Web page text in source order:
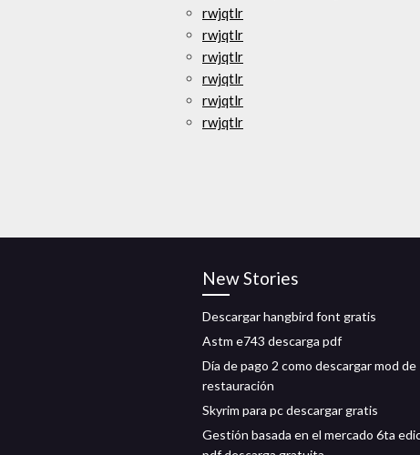
rwjqtlr
rwjqtlr
rwjqtlr
rwjqtlr
rwjqtlr
rwjqtlr
New Stories
Descargar hangbird font gratis
Astm e743 descarga pdf
Día de pago 2 como descargar mod de
restauración
Skyrim para pc descargar gratis
Gestión basada en el mercado 6ta